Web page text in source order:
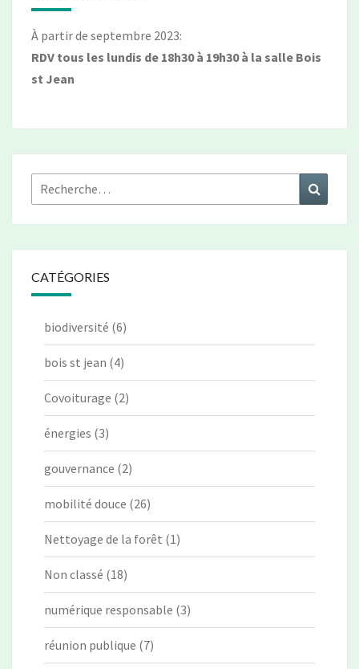
À partir de septembre 2023:
RDV tous les lundis de 18h30 à 19h30 à la salle Bois
st Jean
Rechercher :
CATÉGORIES
biodiversité (6)
bois st jean (4)
Covoiturage (2)
énergies (3)
gouvernance (2)
mobilité douce (26)
Nettoyage de la forêt (1)
Non classé (18)
numérique responsable (3)
réunion publique (7)